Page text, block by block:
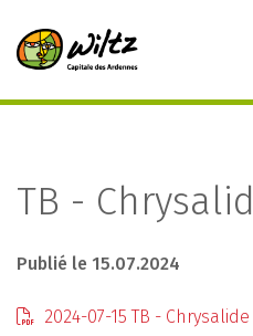
TB -
Publié le 15.07.2024
2024-07-15 TB -